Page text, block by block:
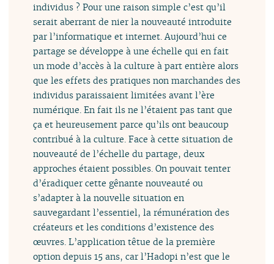
individus ? Pour une raison simple c’est qu’il
serait aberrant de nier la nouveauté introduite
par l’informatique et internet. Aujourd’hui ce
partage se développe à une échelle qui en fait
un mode d’accès à la culture à part entière alors
que les effets des pratiques non marchandes des
individus paraissaient limitées avant l’ère
numérique. En fait ils ne l’étaient pas tant que
ça et heureusement parce qu’ils ont beaucoup
contribué à la culture. Face à cette situation de
nouveauté de l’échelle du partage, deux
approches étaient possibles. On pouvait tenter
d’éradiquer cette gênante nouveauté ou
s’adapter à la nouvelle situation en
sauvegardant l’essentiel, la rémunération des
créateurs et les conditions d’existence des
œuvres. L’application têtue de la première
option depuis 15 ans, car l’Hadopi n’est que le